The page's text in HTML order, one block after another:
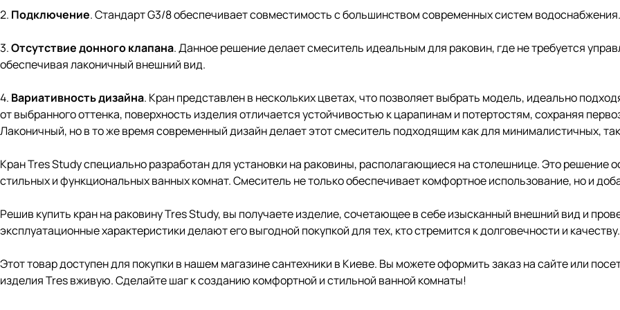
2. Подключение. Стандарт G3/8 обеспечивает совместимость с большинством современных систем водоснабжения.
3.Отсутствие донного клапана. Данное решение делает смеситель идеальным для раковин, где не требуется
обеспечивая лаконичный внешний вид.
4. Вариативность дизайна. Кран представлен в нескольких цветах, что позволяет выбрать модель, идеально
от выбранного оттенка, поверхность изделия отличается устойчивостью к царапинам и потертостям, сохраняя
Лаконичный, но в то же время современный дизайн делает этот смеситель подходящим как для минималистичных,
Кран Tres Studyспециально разработан для установки на раковины, располагающиеся на столешнице. Это решение
стильных и функциональных ванных комнат. Смеситель не только обеспечивает комфортное использование, но и
Решив купить кран на раковину Tres Study, вы получаете изделие, сочетающее в себе изысканный внешний вид и
эксплуатационные характеристики делают его выгодной покупкой для тех, кто стремится к долговечности и качеству.
Этот товар доступен для покупки в нашем магазине сантехники в Киеве. Вы можете оформить заказ на сайте или
изделия Tres вживую. Сделайте шаг к созданию комфортной и стильной ванной комнаты!